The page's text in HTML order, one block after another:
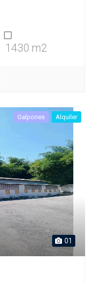
1430 m2
Galpones Alquiler
01